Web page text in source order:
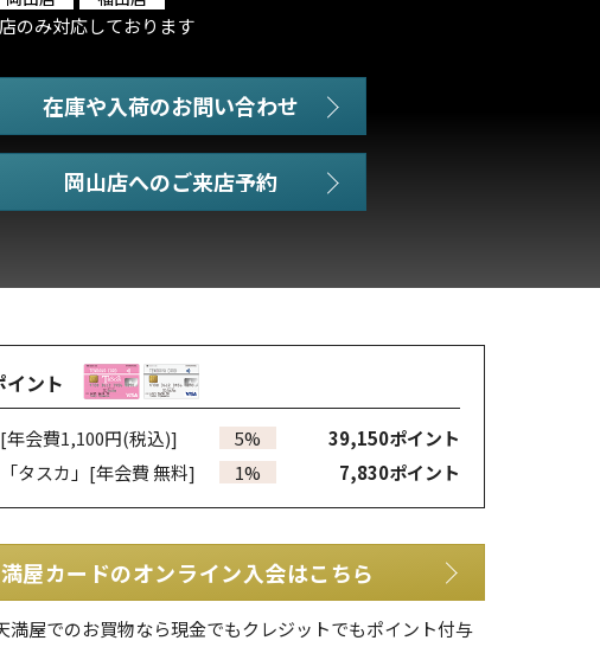
のみ対応しております
在庫や入荷のお問い合わせ
イント
[年会費1,100円(税込)] 5% 39,150ポイント
タスカ」 [年会費 無料] 1% 7,830ポイント
屋カードのオンライン入会はこちら
満屋でのお買物なら現金でもクレジットでもポイント付与